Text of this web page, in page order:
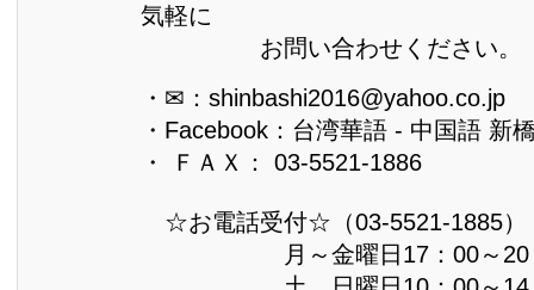
気軽に
お問い合わせください。
・✉：shinbashi2016@yahoo.co.jp
・Facebook：台湾華語 - 中国語 新
・ ＦＡＸ： 03-5521-1886
☆お電話受付☆（03-5521-1885）
月～金曜日17：00～